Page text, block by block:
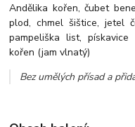
Andělika kořen, čubet
plod, chmel šištice, jetel
pampeliška list,
kořen (jam vlnatý)
Bez umělých přísad a